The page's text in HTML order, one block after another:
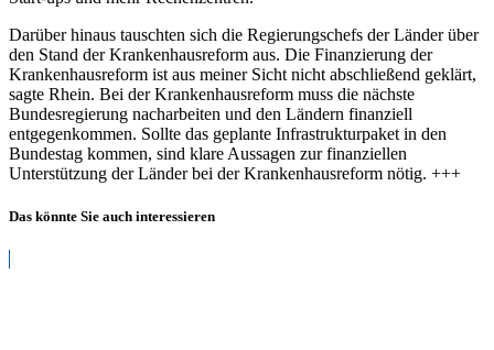
Darüber hinaus tauschten sich die Regierungschefs der Länder über
den Stand der Krankenhausreform aus. Die Finanzierung der
Krankenhausreform ist aus meiner Sicht nicht abschließend geklärt,
sagte Rhein. Bei der Krankenhausreform muss die nächste
Bundesregierung nacharbeiten und den Ländern finanziell
entgegenkommen. Sollte das geplante Infrastrukturpaket in den
Bundestag kommen, sind klare Aussagen zur finanziellen
Unterstützung der Länder bei der Krankenhausreform nötig. +++
Das könnte Sie auch interessieren